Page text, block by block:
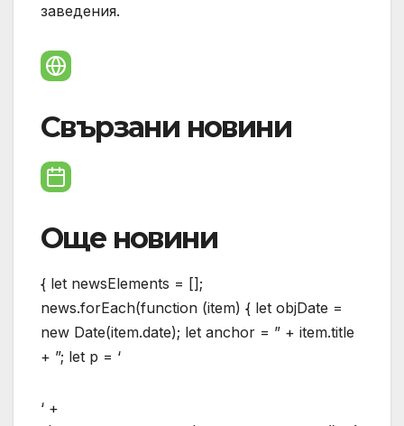
заведения.
Свързани новини
Още новини
{ let newsElements = [];
news.forEach(function (item) { let objDate =
new Date(item.date); let anchor = ” + item.title
+ ”; let p = ‘
‘ +